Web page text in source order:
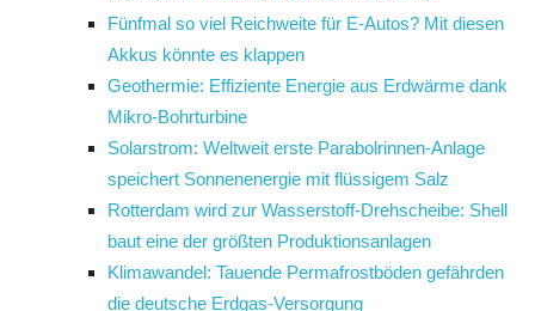
Fünfmal so viel Reichweite für E-Autos? Mit diesen
Akkus könnte es klappen
Geothermie: Effiziente Energie aus Erdwärme dank
Mikro-Bohrturbine
Solarstrom: Weltweit erste Parabolrinnen-Anlage
speichert Sonnenenergie mit flüssigem Salz
Rotterdam wird zur Wasserstoff-Drehscheibe: Shell
baut eine der größten Produktionsanlagen
Klimawandel: Tauende Permafrostböden gefährden
die deutsche Erdgas-Versorgung